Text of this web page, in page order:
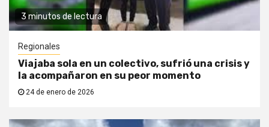
3 minutos de lectura
Regionales
Viajaba sola en un colectivo, sufrió una crisis y
la acompañaron en su peor momento
24 de enero de 2026